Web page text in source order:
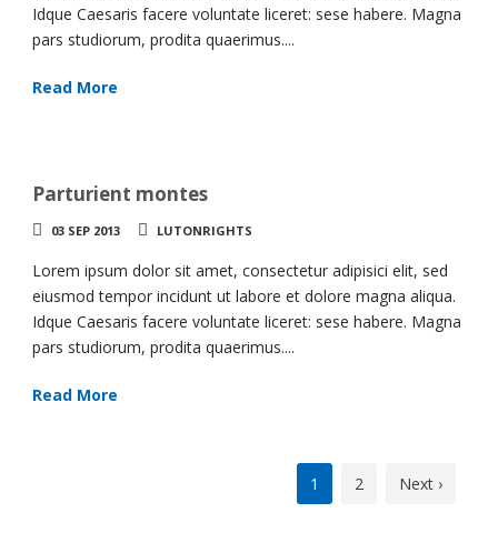
Idque Caesaris facere voluntate liceret: sese habere. Magna
pars studiorum, prodita quaerimus....
Read More
Parturient montes
03 SEP 2013 LUTONRIGHTS
Lorem ipsum dolor sit amet, consectetur adipisici elit, sed
eiusmod tempor incidunt ut labore et dolore magna aliqua.
Idque Caesaris facere voluntate liceret: sese habere. Magna
pars studiorum, prodita quaerimus....
Read More
1 2 Next ›